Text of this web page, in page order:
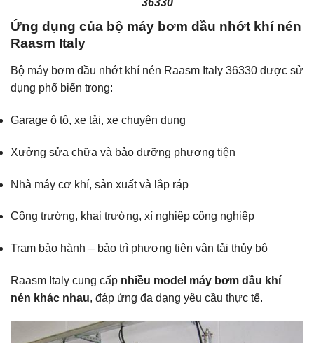
Ứng dụng của bộ máy bơm dầu nhớt khí nén
Raasm Italy
Bộ máy bơm dầu nhớt khí nén Raasm Italy 36330 được sử
dụng phổ biến trong:
Garage ô tô, xe tải, xe chuyên dụng
Xưởng sửa chữa và bảo dưỡng phương tiện
Nhà máy cơ khí, sản xuất và lắp ráp
Công trường, khai trường, xí nghiệp công nghiệp
Trạm bảo hành – bảo trì phương tiện vận tải thủy bộ
Raasm Italy cung cấp nhiều model máy bơm dầu khí
nén khác nhau, đáp ứng đa dạng yêu cầu thực tế.